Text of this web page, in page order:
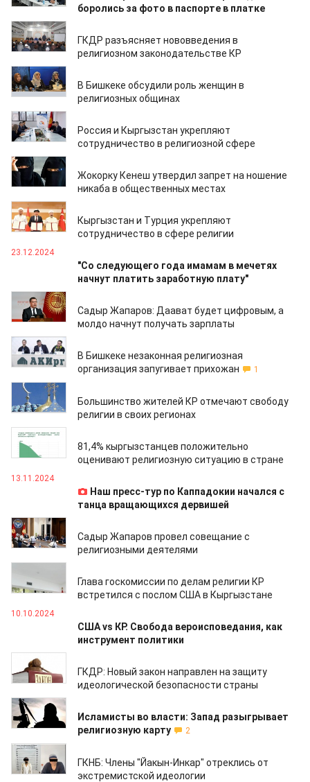
боролись за фото в паспорте в платке
17.02.2025
ГКДР разъясняет нововведения в
религиозном законодательстве КР
17.01.2025
В Бишкеке обсудили роль женщин в
религиозных общинах
30.12.2024
Россия и Кыргызстан укрепляют
сотрудничество в религиозной сфере
26.12.2024
Жокорку Кенеш утвердил запрет на ношение
никаба в общественных местах
26.12.2024
Кыргызстан и Турция укрепляют
сотрудничество в сфере религии
23.12.2024
"Со следующего года имамам в мечетях
начнут платить заработную плату"
21.12.2024
Садыр Жапаров: Даават будет цифровым, а
молдо начнут получать зарплаты
22.11.2024
В Бишкеке незаконная религиозная
организация запугивает прихожан
1
21.11.2024
Большинство жителей КР отмечают свободу
религии в своих регионах
19.11.2024
81,4% кыргызстанцев положительно
оценивают религиозную ситуацию в стране
13.11.2024
Наш пресс-тур по Каппадокии начался с
танца вращающихся дервишей
08.11.2024
Садыр Жапаров провел совещание с
религиозными деятелями
Глава госкомиссии по делам религии КР
встретился с послом США в Кыргызстане
10.10.2024
США vs КР. Свобода вероисповедания, как
инструмент политики
07.09.2024
ГКДР: Новый закон направлен на защиту
идеологической безопасности страны
06.09.2024
Исламисты во власти: Запад разыгрывает
религиозную карту
2
15.08.2024
ГКНБ: Члены "Йакын-Инкар" отреклись от
экстремистской идеологии